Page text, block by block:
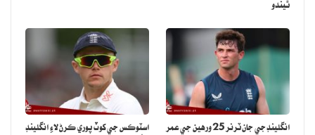
ٿيندو
انگلينڊ جي جان ٽرنر 25 ورهين جي عمر
اسٽوڪس جي کوٽ پوري ڪرڻ لاءِ انگلينڊ